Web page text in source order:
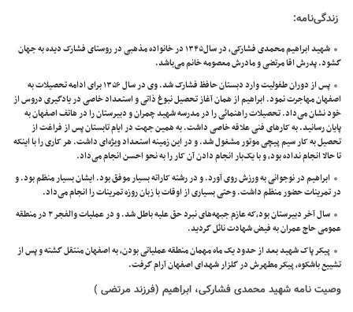
زندگی‌نامه:
شهید ابراهیم محمدی فشارکی، در سال۱۳۴۵ در خانواده مذهبی در روستای فشارک دیده به جهان
گشود. پدرش اقا مرتضی و مادرش معصومه خانم می‌باشد.
پس از دوران طفولیت وارد دبستان حافظ فشارک شد. وی در سال ۱۳۵۶ برای ادامه تحصیلات به
اصفهان مهاجرت نمود. ابراهیم از همان آغاز تحصیل نبوغ ذاتی و استعداد خاصی در یادگیری دروس از
خود نشان می‌داد. تحصیلات راهنمائی را در مدرسه شهید چمران و دبیرستان را در هاتف اصفهان به
پایان رسانید. به کارهای فنی علاقه خاصی داشت. به همین جهت در ایام تابستان پس از فراغت از
تحصیل به کار سیم پیچی موتور مشغول ‌شد. و در این زمینه استعداد ویژه‌ای داشت. هر کاری را با اینکه
تا حالا انجام نداده بود، و با یک‌بار انجام دادن آن کار را به نحو احسن انجام می‌داد.
ابراهیم در نوجوانی به ورزش روی آورد. و در رشته کاراته بسیار موفق بود. ایشان بسیار منظم بود. و
در تمرینات حضور منظم داشت. وحتی بسیاری از اوقات با زبان روزه تمرینات را انجام می‌داد.
سال آخر دبیرستان بود،که عازم جبهه‌های نبرد حق علیه باطل شد. و در عملیات والفجر ۲ در منطقه
عمومی حاج عمران به فیض شهادت نائل گردید.
پیکر پاک شهید بعد از حدود یک ماه مهمان منطقه عملیاتی بودن، به اصفهان منتقل گشته و پس از
تشییع باشکوه، پیکر مطهرش در گلزار شهدای اصفهان آرام گرفت.
وصیت نامهشهید محمدی فشارکی، ابراهیم (فرزند مرتضی )